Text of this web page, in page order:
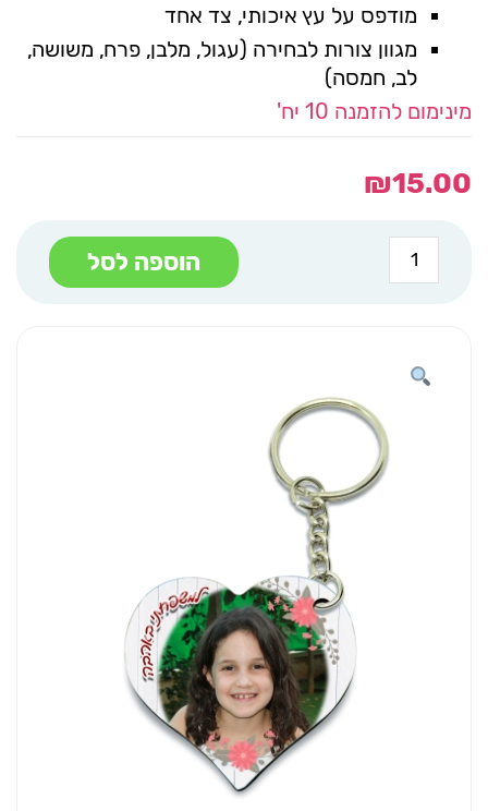
מודפס על עץ איכותי, צד אחד
מגוון צורות לבחירה (עגול, מלבן, פרח, משושה,
לב, חמסה)
מינימום להזמנה 10 יח'
₪15.00
כמות
של
מחזיק
הוספה לסל